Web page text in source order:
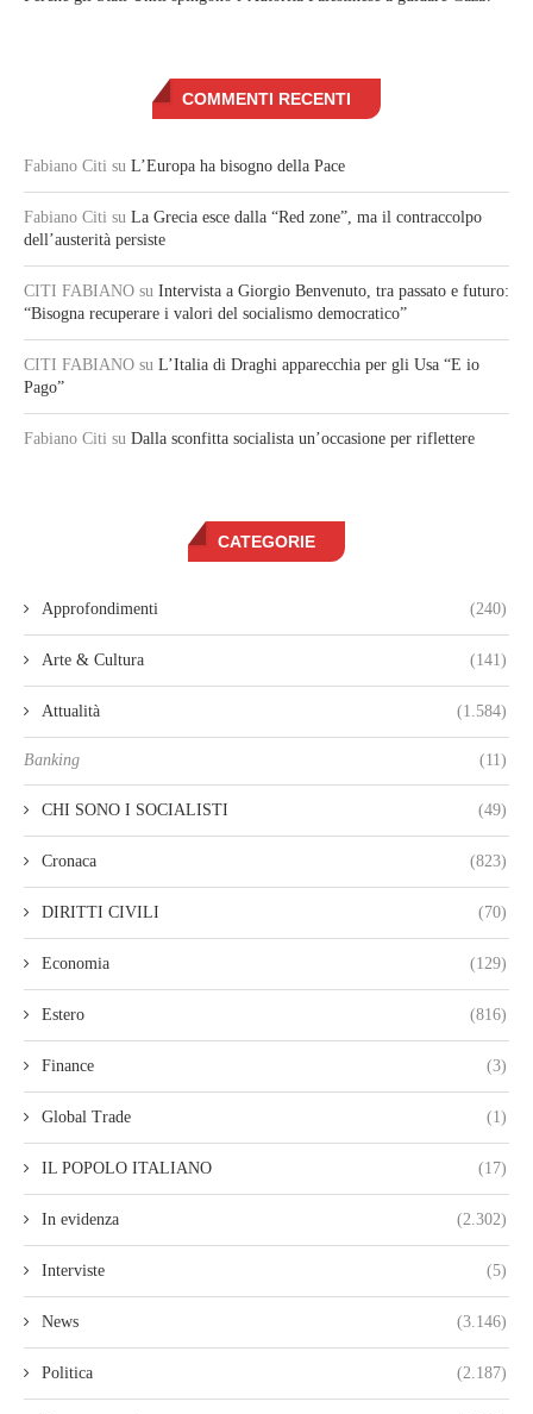
COMMENTI RECENTI
Fabiano Citi su L’Europa ha bisogno della Pace
Fabiano Citi su La Grecia esce dalla “Red zone”, ma il contraccolpo
dell’austerità persiste
CITI FABIANO su Intervista a Giorgio Benvenuto, tra passato e futuro:
“Bisogna recuperare i valori del socialismo democratico”
CITI FABIANO su L’Italia di Draghi apparecchia per gli Usa “E io
Pago”
Fabiano Citi su Dalla sconfitta socialista un’occasione per riflettere
CATEGORIE
Approfondimenti (240)
Arte & Cultura (141)
Attualità (1.584)
Banking (11)
CHI SONO I SOCIALISTI (49)
Cronaca (823)
DIRITTI CIVILI (70)
Economia (129)
Estero (816)
Finance (3)
Global Trade (1)
IL POPOLO ITALIANO (17)
In evidenza (2.302)
Interviste (5)
News (3.146)
Politica (2.187)